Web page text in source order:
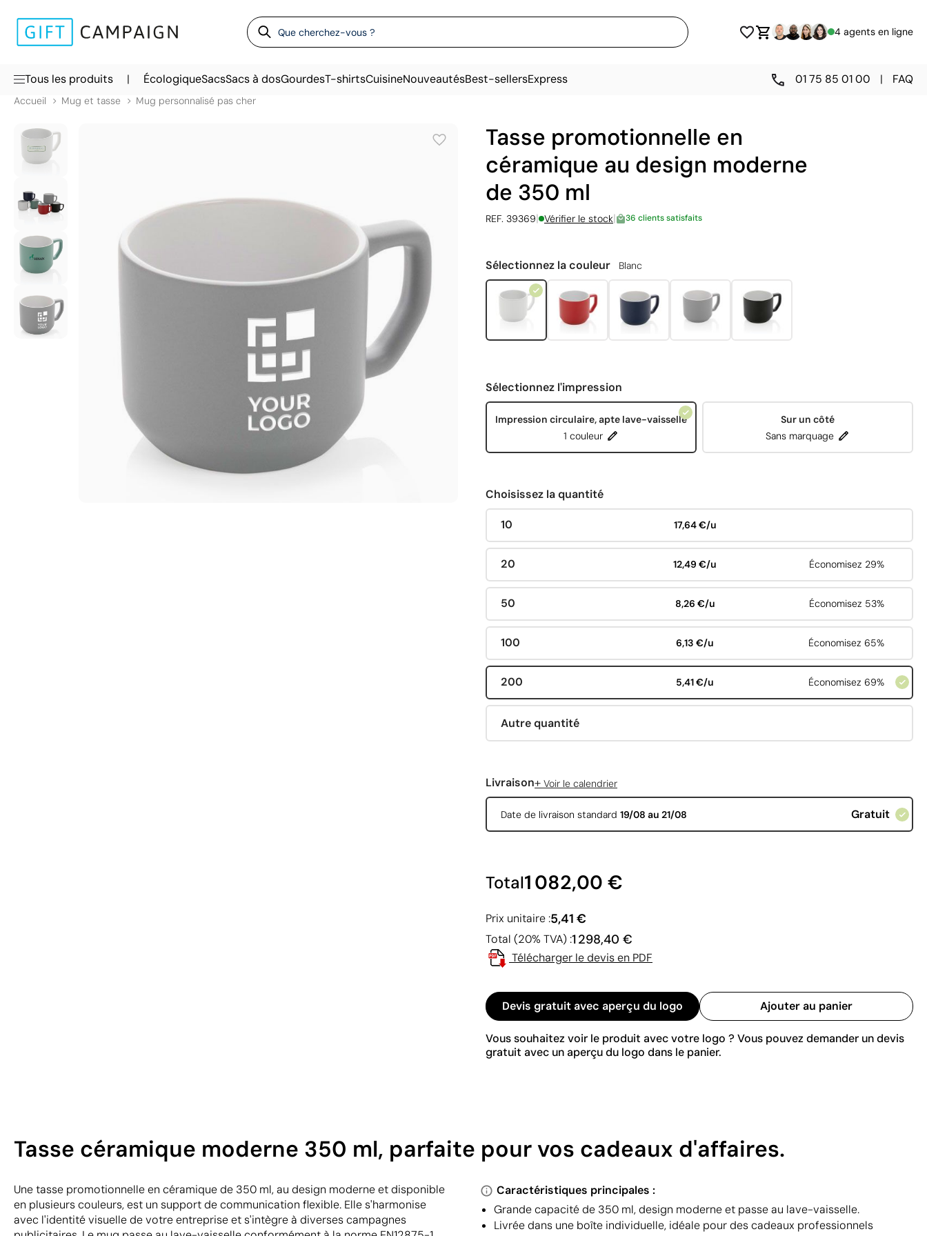
4 agents en ligne
Tous les produits | ÉcologiqueSacsSacs à dosGourdesT-shirtsCuisineNouveautésBest-sellersExpress 01 75 85 01 00 | FAQ
Accueil Mug et tasse Mug personnalisé pas cher
Tasse promotionnelle en
céramique au design moderne
de 350 ml
REF. 39369| Vérifier le stock| 36 clients satisfaits
Sélectionnez la couleur Blanc
Sélectionnez l'impression
Impression circulaire, apte lave-vaisselle
1 couleur
Sur un côté
Sans marquage
Choisissez la quantité
10 17,64 €/u
20 12,49 €/u Économisez 29%
50 8,26 €/u Économisez 53%
100 6,13 €/u Économisez 65%
200 5,41 €/u Économisez 69%
Autre quantité
Livraison+ Voir le calendrier
Date de livraison standard 19/08 au 21/08 Gratuit
Total1 082,00 €
Prix unitaire :5,41 €
Total (20% TVA) :1 298,40 €
Télécharger le devis en PDF
Devis gratuit avec aperçu du logo Ajouter au panier
Vous souhaitez voir le produit avec votre logo ? Vous pouvez demander un devis
gratuit avec un aperçu du logo dans le panier.
Tasse céramique moderne 350 ml, parfaite pour vos cadeaux d'affaires.
Une tasse promotionnelle en céramique de 350 ml, au design moderne et disponible
en plusieurs couleurs, est un support de communication flexible. Elle s'harmonise
avec l'identité visuelle de votre entreprise et s'intègre à diverses campagnes
Caractéristiques principales :
Grande capacité de 350 ml, design moderne et passe au lave-vaisselle.
Livrée dans une boîte individuelle, idéale pour des cadeaux professionnels